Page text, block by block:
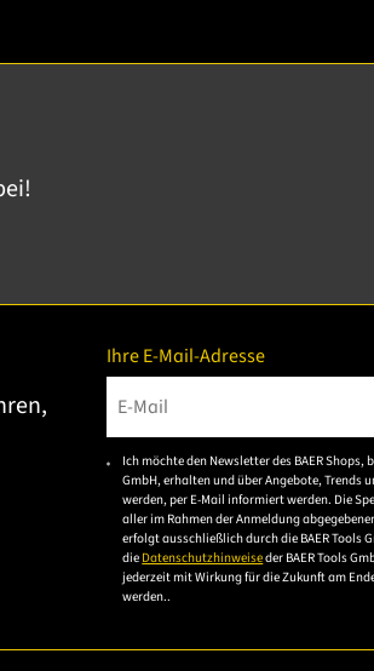
Ihre E-Mail-Adresse
Bitte geben Sie eine
Ich möchte den Newsletter des BAER Shops,
GmbH, erhalten und über Angebote, Trends
werden, per E-Mail informiert werden. Die
aller im Rahmen der Anmeldung
erfolgt ausschließlich durch die BAER Tools
die Datenschutzhinweiseder BAER Tools
jederzeit mit Wirkung für die Zukunft am
werden..